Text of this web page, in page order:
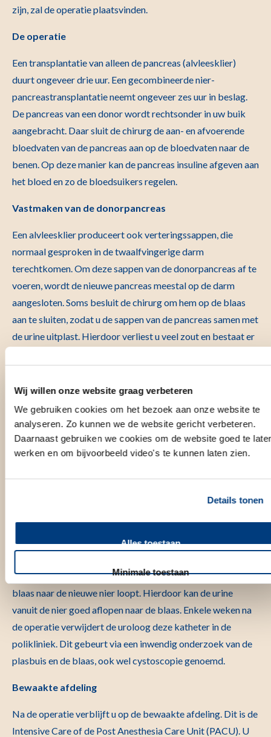
Wij willen onze website graag verbeteren
We gebruiken cookies om het bezoek aan onze website te
analyseren. Zo kunnen we de website gericht verbeteren.
Daarnaast gebruiken we cookies om de website goed te
werken en om bijvoorbeeld video's te kunnen laten zien.
Details tonen
Alles toestaan
Minimale toestaan
zijn, zal de operatie plaatsvinden.
De operatie
Een transplantatie van alleen de pancreas (alvleesklier)
duurt ongeveer drie uur. Een gecombineerde nier-
pancreastransplantatie neemt ongeveer zes uur in beslag.
De pancreas van een donor wordt rechtsonder in uw buik
aangebracht. Daar sluit de chirurg de aan- en afvoerende
bloedvaten van de pancreas aan op de bloedvaten naar de
benen. Op deze manier kan de pancreas insuline afgeven aan
het bloed en zo de bloedsuikers regelen.
Vastmaken van de donorpancreas
Een alvleesklier produceert ook verteringssappen, die
normaal gesproken in de twaalfvingerige darm
terechtkomen. Om deze sappen van de donorpancreas af te
voeren, wordt de nieuwe pancreas meestal op de darm
aangesloten. Soms besluit de chirurg om hem op de blaas
aan te sluiten, zodat u de sappen van de pancreas samen met
de urine uitplast. Hierdoor verliest u veel zout en bestaat er
darm gezet, zodat bovenstaand probleem geen rol meer
speelt. De chirurg maakt deze keuze vaak pas tijdens de
operatie.
Gecombineerde nier-pancreastransplantatie
aangesloten op de blaas. Uiteindelijk is er een groot litteken
in het midden van de buik. Uw eigen nieren en alvleesklier
chirurg een katheter (buisje) in de urineleider dat van de
blaas naar de nieuwe nier loopt. Hierdoor kan de urine
vanuit de nier goed aflopen naar de blaas. Enkele weken na
de operatie verwijdert de uroloog deze katheter in de
polikliniek. Dit gebeurt via een inwendig onderzoek van de
plasbuis en de blaas, ook wel cystoscopie genoemd.
Bewaakte afdeling
Na de operatie verblijft u op de bewaakte afdeling. Dit is de
Intensive Care of de Post Anesthesia Care Unit (PACU). U